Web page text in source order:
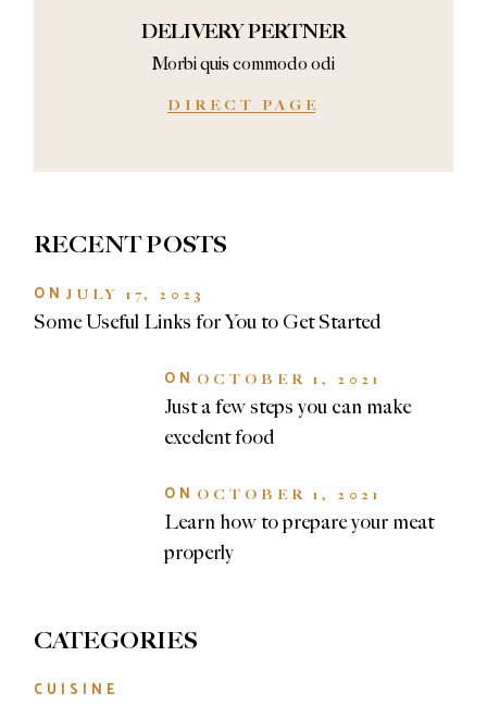
DELIVERY PERTNER
Morbi quis commodo odi
DIRECT PAGE
RECENT POSTS
ON JULY 17, 2023
Some Useful Links for You to Get Started
ON OCTOBER 1, 2021
Just a few steps you can make
excelent food
ON OCTOBER 1, 2021
Learn how to prepare your meat
properly
CATEGORIES
CUISINE